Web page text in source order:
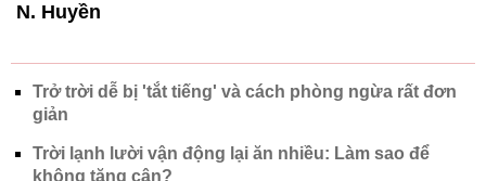
N. Huyền
Trở trời dễ bị 'tắt tiếng' và cách phòng ngừa rất đơn
giản
Trời lạnh lười vận động lại ăn nhiều: Làm sao để
không tăng cân?